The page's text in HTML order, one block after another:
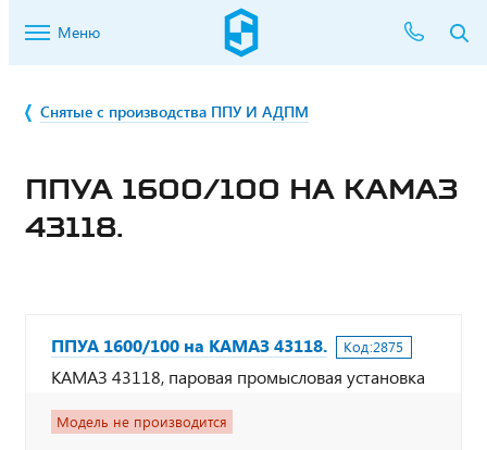
Меню
Снятые с производства ППУ И АДПМ
ППУА 1600/100 НА КАМАЗ
43118.
ППУА 1600/100 на КАМАЗ 43118. Код:2875
КАМАЗ 43118, паровая промысловая установка
Модель не производится